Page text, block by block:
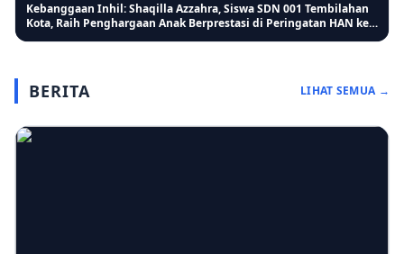
Kebanggaan Inhil: Shaqilla Azzahra, Siswa SDN 001 Tembilahan
Kota, Raih Penghargaan Anak Berprestasi di Peringatan HAN ke-
Pertumbuhan Jagung Membaik, Bhabinkamtibmas Pelangiran
Pastikan Perawatan Lahan Warga Berjalan Optimal
BERITA LIHAT SEMUA →